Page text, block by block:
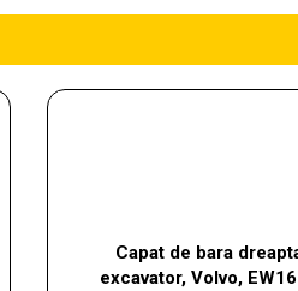
Capat de bara
excavator, Volvo,